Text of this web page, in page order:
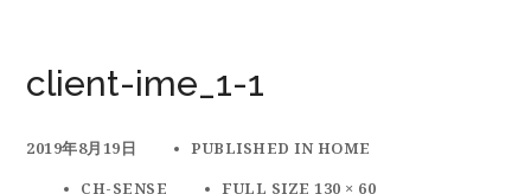
client-ime_1-1
2019年8月19日 PUBLISHED IN HOME
CH-SENSE
FULL SIZE 130 × 60